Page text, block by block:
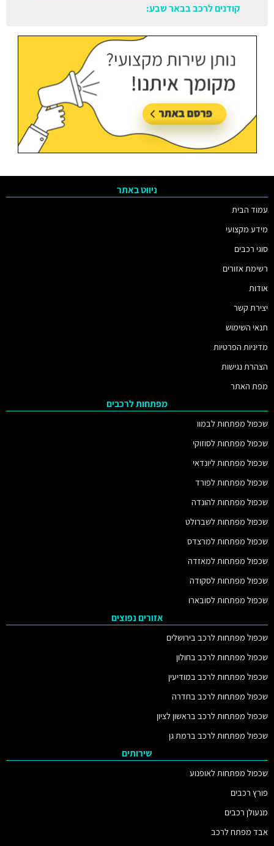
קודנים לרכב בבאר שבע:
ניווט באתר
עמוד הבית
מידע מקצועי
סוגי רכבים
רשימת אזורים
אודות
יצירת קשר
תנאי השימוש
מדיניות הפרטיות
הצהרת נגישות
מפת האתר
מפתחות לרכבים
שכפול מפתחות לבמוו
שכפול מפתחות לסוזוקי
שכפול מפתחות ליונדאי
שכפול מפתחות לפורד
שכפול מפתחות להונדה
שכפול מפתחות לשברולט
שכפול מפתחות למרצדס
שכפול מפתחות למאזדה
שכפול מפתחות לסקודה
שכפול מפתחות לסובארו
אזורים נפוצים
שכפול מפתחות לרכב בירושלים
שכפול מפתחות לרכב בחולון
שכפול מפתחות לרכב במודיעין
שכפול מפתחות לרכב בחדרה
שכפול מפתחות לרכב בראשון לציון
שכפול מפתחות לרכב ברמת גן
שירותים
שכפול מפתחות לאופנוע
פורץ רכבים
מנעולן רכבים
אבד מפתח לרכב